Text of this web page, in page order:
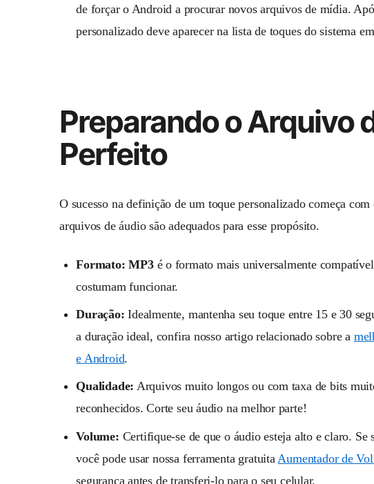
de forçar o Android a procurar novos arquivos de mídia.
personalizado deve aparecer na lista de toques do sistema
Preparando o Arquivo
Perfeito
O sucesso na definição de um toque personalizado começa
arquivos de áudio são adequados para esse propósito.
Formato: MP3é o formato mais universalmente
costumam funcionar.
Duração: Idealmente, mantenha seu toque entre 15 e 30
a duração ideal, confira nosso artigo relacionado sobre a
e Android.
Qualidade: Arquivos muito longos ou com taxa de bits
reconhecidos. Corte seu áudio na melhor parte!
Volume: Certifique-se de que o áudio esteja alto e claro.
você pode usar nossa ferramenta gratuita Aumentador de
segurança antes de transferi-lo para o seu celular.